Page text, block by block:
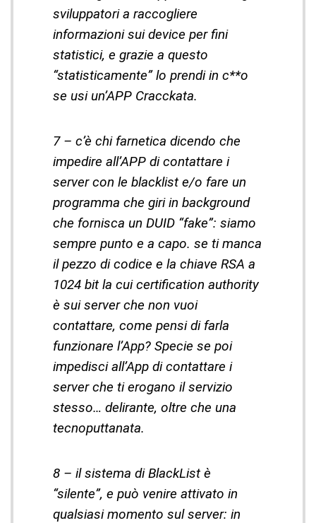
sviluppatori a raccogliere
informazioni sui device per fini
statistici, e grazie a questo
“statisticamente” lo prendi in c**o
se usi un’APP Cracckata.
7 – c’è chi farnetica dicendo che
impedire all’APP di contattare i
server con le blacklist e/o fare un
programma che giri in background
che fornisca un DUID “fake”: siamo
sempre punto e a capo. se ti manca
il pezzo di codice e la chiave RSA a
1024 bit la cui certification authority
è sui server che non vuoi
contattare, come pensi di farla
funzionare l’App? Specie se poi
impedisci all’App di contattare i
server che ti erogano il servizio
stesso… delirante, oltre che una
tecnoputtanata.
8 – il sistema di BlackList è
“silente”, e può venire attivato in
qualsiasi momento sul server: in